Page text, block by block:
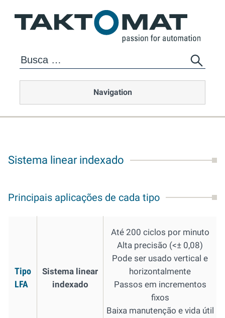
Navigation
Sistema linear indexado
Principais aplicações de cada tipo
Tipo
LFA
Sistema linear
indexado
Até 200 ciclos por minuto
Alta precisão (<± 0,08)
Pode ser usado vertical e
horizontalmente
Passos em incrementos
fixos
Baixa manutenção e vida útil